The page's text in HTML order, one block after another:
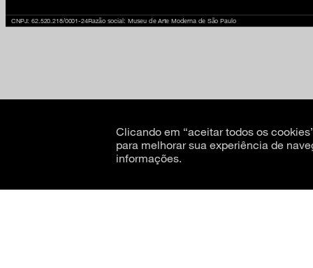
CNPJ: 62.520.218/0001-24Razão social: Museu de Arte Moderna de São Paulo
Clicando em “aceitar todos os
para melhorar sua experiência de
informações.